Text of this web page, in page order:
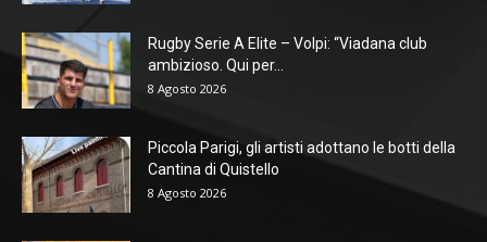
Rugby Serie A Elite – Volpi: “Viadana club
ambizioso. Qui per...
8 Agosto 2026
Piccola Parigi, gli artisti adottano le botti della
Cantina di Quistello
8 Agosto 2026